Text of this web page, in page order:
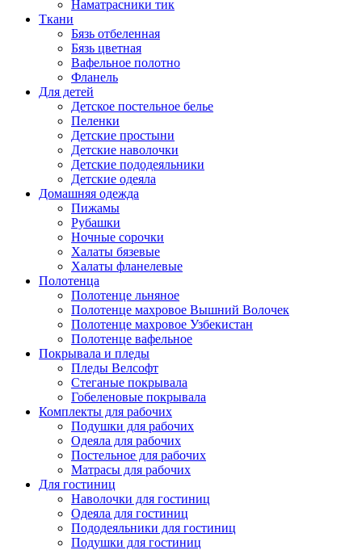
Наматрасники тик
Ткани
Бязь отбеленная
Бязь цветная
Вафельное полотно
Фланель
Для детей
Детское постельное белье
Пеленки
Детские простыни
Детские наволочки
Детские пододеяльники
Детские одеяла
Домашняя одежда
Пижамы
Рубашки
Ночные сорочки
Халаты бязевые
Халаты фланелевые
Полотенца
Полотенце льняное
Полотенце махровое Вышний Волочек
Полотенце махровое Узбекистан
Полотенце вафельное
Покрывала и пледы
Пледы Велсофт
Стеганые покрывала
Гобеленовые покрывала
Комплекты для рабочих
Подушки для рабочих
Одеяла для рабочих
Постельное для рабочих
Матрасы для рабочих
Для гостиниц
Наволочки для гостиниц
Одеяла для гостиниц
Пододеяльники для гостиниц
Подушки для гостиниц